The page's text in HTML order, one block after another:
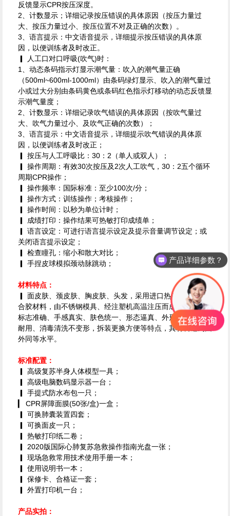
反馈显示CPR按压深度。
2、计数显示；详细记录按压错误的具体原因（按压力量过
大、按压力量过小、按压位置不对及正确的次数）。
3、语言提示：中文语音提示，详细提示按压错误的具体原
因，以便训练者及时改正。
▎ 人工口对口呼吸(吹气)时：
1、动态条码指示灯显示潮气量：吹入的潮气量正确
（500ml~600ml-1000ml）由条码绿灯显示、吹入的潮气量过
小或过大分别由条码黄色或条码红色指示灯移动的动态反馈显
示潮气量度；
2、计数显示：详细记录吹气错误的具体原因（按吹气量过
大、吹气力量过小、及吹气正确的次数）；
3、语言提示：中文语音提示，详细提示吹气错误的具体原
因，以便训练者及时改正；
▎ 按压与人工呼吸比：30：2（单人或双人）；
▎ 操作周期：有效30次按压及2次人工吹气，30：2五个循环
周期CPR操作；
▎ 操作频率：国际标准：至少100次/分；
▎ 操作方式：训练操作；考核操作；
▎ 操作时间：以秒为单位计时；
▎ 成绩打印：操作结果可热敏打印成绩单；
▎ 语言设定：可进行语言提示设定及提示音量调节设定；或
关闭语言提示设定；
▎ 检查瞳孔：缩小和散大对比；
▎ 手捏皮球模拟颈动脉跳动；
材料特点：
▎ 面皮肤、颈皮肤、胸皮肤、头发，采用进口热塑弹性体混
合胶材料，由不锈钢模具、经注塑机高温注压而成，具有解剖
标志准确、手感真实、肤色统一、形态逼真、外形美观、经久
耐用、消毒清洗不变形，拆装更换方便等特点，其材料达到国
外同等水平。
标准配置：
▎ 高级复苏半身人体模型一具；
▎ 高级电脑数码显示器一台；
▎ 手提式防水布包一只；
▎ CPR屏障面膜(50张/盒)一盒；
▎ 可换肺囊装置四套；
▎ 可换面皮一只；
▎ 热敏打印纸二卷；
▎ 2020版国际心肺复苏急救操作指南光盘一张；
▎ 现场急救常用技术使用手册一本；
▎ 使用说明书一本；
▎ 保修卡、合格证一套；
▎ 外置打印机一台；
产品实拍：
产品详细参数？